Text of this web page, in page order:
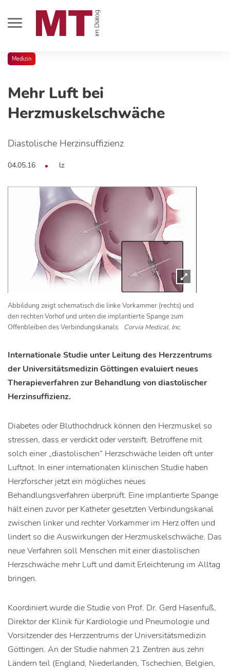
Medizin
Mehr Luft bei
Herzmuskelschwäche
Diastolische Herzinsuffizienz
04.05.16 lz
Abbildung zeigt schematisch die linke Vorkammer (rechts) und
den rechten Vorhof und unten die implantierte Spange zum
Offenbleiben des Verbindungskanals. Corvia Medical, Inc.
Internationale Studie unter Leitung des Herzzentrums
der Universitätsmedizin Göttingen evaluiert neues
Therapieverfahren zur Behandlung von diastolischer
Herzinsuffizienz.
Diabetes oder Bluthochdruck können den Herzmuskel so
stressen, dass er verdickt oder versteift. Betroffene mit
solch einer „diastolischen“ Herzschwäche leiden oft unter
Luftnot. In einer internationalen klinischen Studie haben
Herzforscher jetzt ein mögliches neues
Behandlungsverfahren überprüft. Eine implantierte Spange
hält einen zuvor per Katheter gesetzten Verbindungskanal
zwischen linker und rechter Vorkammer im Herz offen und
lindert so die Auswirkungen der Herzmuskelschwäche. Das
neue Verfahren soll Menschen mit einer diastolischen
Herzschwäche mehr Luft und damit Erleichterung im Alltag
bringen.
Koordiniert wurde die Studie von Prof. Dr. Gerd Hasenfuß,
Direktor der Klinik für Kardiologie und Pneumologie und
Vorsitzender des Herzzentrums der Universitätsmedizin
Göttingen. An der Studie nahmen 21 Zentren aus zehn
Ländern teil (England, Niederlanden, Tschechien, Belgien,